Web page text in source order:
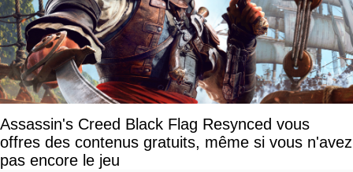
Assassin's Creed Black Flag Resynced vous
offres des contenus gratuits, même si vous n'avez
pas encore le jeu